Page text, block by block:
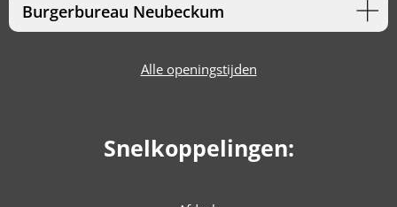
Burgerbureau Neubeckum
Alle openingstijden
Snelkoppelingen: